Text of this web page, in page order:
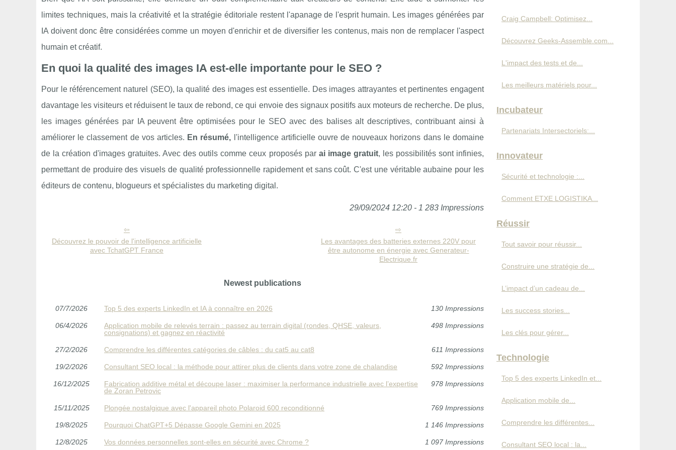
limites techniques, mais la créativité et la stratégie éditoriale restent l'apanage de l'esprit humain. Les images générées par
IA doivent donc être considérées comme un moyen d'enrichir et de diversifier les contenus, mais non de remplacer l'aspect
humain et créatif.
En quoi la qualité des images IA est-elle importante pour le SEO ?
Pour le référencement naturel (SEO), la qualité des images est essentielle. Des images attrayantes et pertinentes engagent
davantage les visiteurs et réduisent le taux de rebond, ce qui envoie des signaux positifs aux moteurs de recherche. De plus,
les images générées par IA peuvent être optimisées pour le SEO avec des balises alt descriptives, contribuant ainsi à
améliorer le classement de vos articles. En résumé, l'intelligence artificielle ouvre de nouveaux horizons dans le domaine
de la création d'images gratuites. Avec des outils comme ceux proposés par ai image gratuit, les possibilités sont infinies,
permettant de produire des visuels de qualité professionnelle rapidement et sans coût. C'est une véritable aubaine pour les
éditeurs de contenu, blogueurs et spécialistes du marketing digital.
29/09/2024 12:20 - 1 283 Impressions
Découvrez le pouvoir de l'intelligence artificielle
avec TchatGPT France
Les avantages des batteries externes 220V pour
être autonome en énergie avec Generateur-
Electrique.fr
Newest publications
07/7/2026 Top 5 des experts LinkedIn et IA à connaître en 2026 130 Impressions
06/4/2026
Application mobile de relevés terrain : passez au terrain digital (rondes, QHSE, valeurs,
consignations) et gagnez en réactivité
498 Impressions
27/2/2026 Comprendre les différentes catégories de câbles : du cat5 au cat8 611 Impressions
19/2/2026 Consultant SEO local : la méthode pour attirer plus de clients dans votre zone de chalandise 592 Impressions
16/12/2025
Fabrication additive métal et découpe laser : maximiser la performance industrielle avec l’expertise
de Zoran Petrovic
978 Impressions
15/11/2025 Plongée nostalgique avec l'appareil photo Polaroid 600 reconditionné 769 Impressions
19/8/2025 Pourquoi ChatGPT+5 Dépasse Google Gemini en 2025 1 146 Impressions
12/8/2025 Vos données personnelles sont-elles en sécurité avec Chrome ? 1 097 Impressions
Craig Campbell: Optimisez...
Découvrez Geeks-Assemble.com...
L'impact des tests et de...
Les meilleurs matériels pour...
Incubateur
Partenariats Intersectoriels:...
Innovateur
Sécurité et technologie :...
Comment ETXE LOGISTIKA...
Réussir
Tout savoir pour réussir...
Construire une stratégie de...
L’impact d’un cadeau de...
Les success stories...
Les clés pour gérer...
Technologie
Top 5 des experts LinkedIn et...
Application mobile de...
Comprendre les différentes...
Consultant SEO local : la...